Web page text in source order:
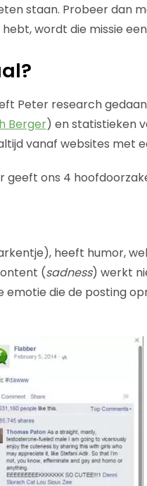
staan. Probeer dan
wordt die missie
Peter research
Berger) en statistieken
vanaf websites met
geeft ons 4
heeft humor,
(sadness) werkt
die de posting